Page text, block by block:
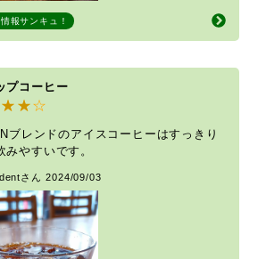
情報サンキュ！
プコーヒー
ブレンドのアイスコーヒーはすっきり
みやすいです。
さん 2024/09/03